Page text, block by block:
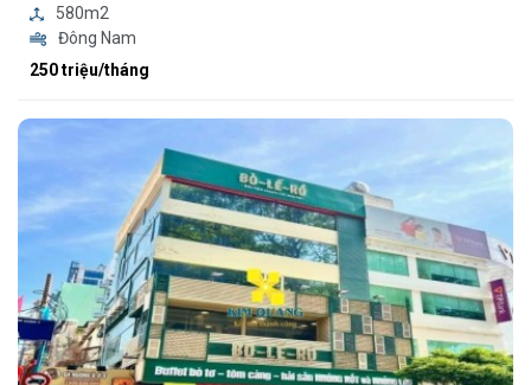
580m2
Đông Nam
250 triệu/tháng